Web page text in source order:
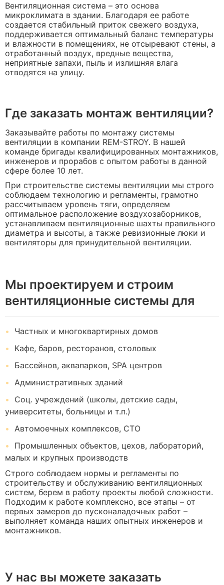
Вентиляционная система – это основа
микроклимата в здании. Благодаря ее работе
создается стабильный приток свежего воздуха,
поддерживается оптимальный баланс температуры
и влажности в помещениях, не отсыревают стены, а
отработанный воздух, вредные вещества,
неприятные запахи, пыль и излишняя влага
отводятся на улицу.
Где заказать монтаж вентиляции?
Заказывайте работы по монтажу системы
вентиляции в компании REM-STROY. В нашей
команде бригады квалифицированных монтажников,
инженеров и прорабов с опытом работы в данной
сфере более 10 лет.
При строительстве системы вентиляции мы строго
соблюдаем технологию и регламенты, грамотно
рассчитываем уровень тяги, определяем
оптимальное расположение воздухозаборников,
устанавливаем вентиляционные шахты правильного
диаметра и высоты, а также ревизионные люки и
вентиляторы для принудительной вентиляции.
Мы проектируем и строим
вентиляционные системы для
Частных и многоквартирных домов
Кафе, баров, ресторанов, столовых
Бассейнов, аквапарков, SPA центров
Административных зданий
Соц. учреждений (школы, детские сады,
университеты, больницы и т.п.)
Автомоечных комплексов, СТО
Промышленных объектов, цехов, лабораторий,
малых и крупных производств
Строго соблюдаем нормы и регламенты по
строительству и обслуживанию вентиляционных
систем, берем в работу проекты любой сложности.
Подходим к работе комплексно, все этапы – от
первых замеров до пусконаладочных работ –
выполняет команда наших опытных инженеров и
монтажников.
У нас вы можете заказать